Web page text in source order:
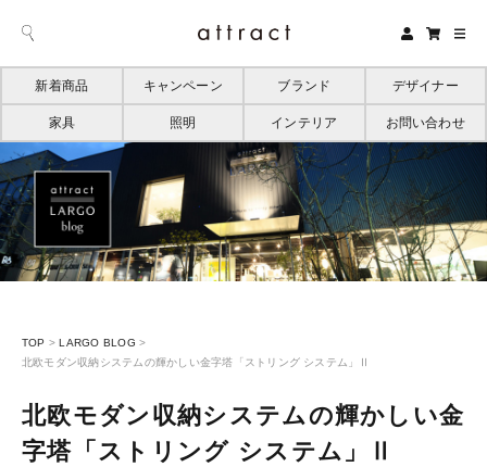
新着商品 キャンペーン ブランド デザイナー
家具 照明 インテリア お問い合わせ
TOP > LARGO BLOG >
北欧モダン収納システムの輝かしい金字塔「ストリング システム」Ⅱ
北欧モダン収納システムの輝かしい金
字塔「ストリング システム」Ⅱ